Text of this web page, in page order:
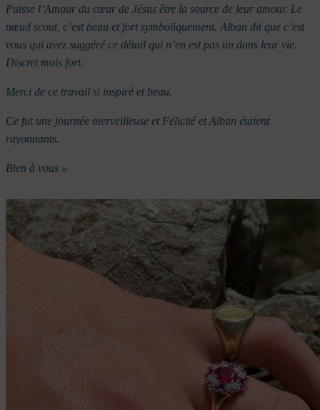
Puisse l’Amour du cœur de Jésus être la source de leur amour. Le
nœud scout, c’est beau et fort symboliquement. Alban dit que c’est
vous qui avez suggéré ce détail qui n’en est pas un dans leur vie.
Discret mais fort.
Merci de ce travail si inspiré et beau.
Ce fut une journée merveilleuse et Félicité et Alban étaient
rayonnants.
Bien à vous »